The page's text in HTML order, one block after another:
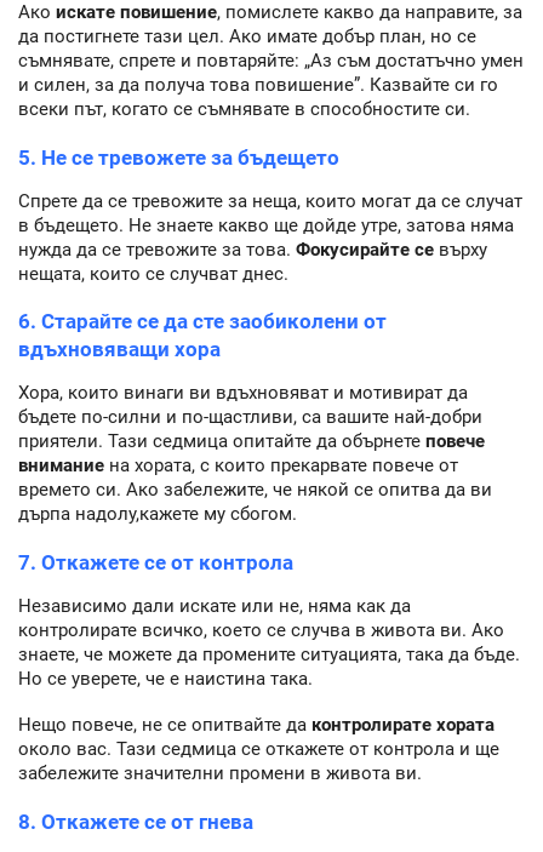
Ако искате повишение, помислете какво да направите, за
да постигнете тази цел. Ако имате добър план, но се
съмнявате, спрете и повтаряйте: „Аз съм достатъчно умен
и силен, за да получа това повишение”. Казвайте си го
всеки път, когато се съмнявате в способностите си.
5. Не се тревожете за бъдещето
Спрете да се тревожите за неща, които могат да се случат
в бъдещето. Не знаете какво ще дойде утре, затова няма
нужда да се тревожите за това. Фокусирайте се върху
нещата, които се случват днес.
6. Старайте се да сте заобиколени от
вдъхновяващи хора
Хора, които винаги ви вдъхновяват и мотивират да
бъдете по-силни и по-щастливи, са вашите най-добри
приятели. Тази седмица опитайте да обърнете повече
внимание на хората, с които прекарвате повече от
времето си. Ако забележите, че някой се опитва да ви
дърпа надолу,кажете му сбогом.
7. Откажете се от контрола
Независимо дали искате или не, няма как да
контролирате всичко, което се случва в живота ви. Ако
знаете, че можете да промените ситуацията, така да бъде.
Но се уверете, че е наистина така.
Нещо повече, не се опитвайте да контролирате хората
около вас. Тази седмица се откажете от контрола и ще
забележите значителни промени в живота ви.
8. Откажете се от гнева